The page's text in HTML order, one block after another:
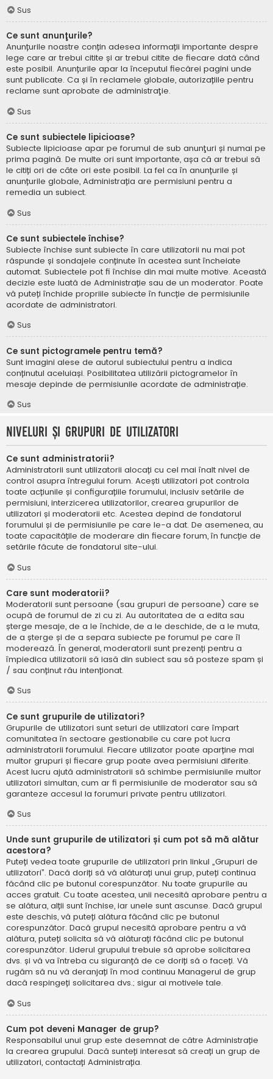
Sus
Ce sunt anunţurile?
Anunțurile noastre conțin adesea informații importante despre
lege care ar trebui citite și ar trebui citite de fiecare dată când
este posibil. Anunțurile apar la începutul fiecărei pagini unde
sunt publicate. Ca și în reclamele globale, autorizațiile pentru
reclame sunt aprobate de administraţie.
Sus
Ce sunt subiectele lipicioase?
Subiecte lipicioase apar pe forumul de sub anunţuri și numai pe
prima pagină. De multe ori sunt importante, așa că ar trebui să
le citiți ori de câte ori este posibil. La fel ca în anunțurile și
anunțurile globale, Administrația are permisiuni pentru a
remedia un subiect.
Sus
Ce sunt subiectele închise?
Subiecte închise sunt subiecte în care utilizatorii nu mai pot
răspunde și sondajele conținute în acestea sunt încheiate
automat. Subiectele pot fi închise din mai multe motive. Această
decizie este luată de Administrație sau de un moderator. Poate
vă puteți închide propriile subiecte în funcție de permisiunile
acordate de administratori.
Sus
Ce sunt pictogramele pentru temă?
Sunt imagini alese de autorul subiectului pentru a indica
conținutul aceluiași. Posibilitatea utilizării pictogramelor în
mesaje depinde de permisiunile acordate de administrație.
Sus
Niveluri și grupuri de utilizatori
Ce sunt administratorii?
Administratorii sunt utilizatorii alocați cu cel mai înalt nivel de
control asupra întregului forum. Acești utilizatori pot controla
toate acțiunile și configurațiile forumului, inclusiv setările de
permisiuni, interzicerea utilizatorilor, crearea grupurilor de
utilizatori și moderatorii etc. Acestea depind de fondatorul
forumului și de permisiunile pe care le-a dat. De asemenea, au
toate capacitățile de moderare din fiecare forum, în funcție de
setările făcute de fondatorul site-ului.
Sus
Care sunt moderatorii?
Moderatorii sunt persoane (sau grupuri de persoane) care se
ocupă de forumul de zi cu zi. Au autoritatea de a edita sau
șterge mesaje, de a le închide, de a le deschide, de a le muta,
de a șterge și de a separa subiecte pe forumul pe care îl
moderează. În general, moderatorii sunt prezenți pentru a
împiedica utilizatorii să iasă din subiect sau să posteze spam și
/ sau conținut rău intenționat.
Sus
Ce sunt grupurile de utilizatori?
Grupurile de utilizatori sunt seturi de utilizatori care împart
comunitatea în sectoare gestionabile cu care pot lucra
administratorii forumului. Fiecare utilizator poate aparține mai
multor grupuri și fiecare grup poate avea permisiuni diferite.
Acest lucru ajută administratorii să schimbe permisiunile multor
utilizatori simultan, cum ar fi permisiunile de moderator sau să
garanteze accesul la forumuri private pentru utilizatori.
Sus
Unde sunt grupurile de utilizatori și cum pot să mă alătur
acestora?
Puteți vedea toate grupurile de utilizatori prin linkul „Grupuri de
utilizatori”. Dacă doriți să vă alăturați unui grup, puteți continua
făcând clic pe butonul corespunzător. Nu toate grupurile au
acces gratuit. Cu toate acestea, unii necesită aprobare pentru a
se alătura, alții sunt închise, iar unele sunt ascunse. Dacă grupul
este deschis, vă puteți alătura făcând clic pe butonul
corespunzător. Dacă grupul necesită aprobare pentru a vă
alătura, puteți solicita să vă alăturați făcând clic pe butonul
corespunzător. Liderul grupului trebuie să aprobe solicitarea
dvs. și vă va întreba cu siguranță de ce doriți să o faceți. Vă
rugăm să nu vă deranjați în mod continuu Managerul de grup
dacă respingeți solicitarea dvs.; sigur ai motivele tale.
Sus
Cum pot deveni Manager de grup?
Responsabilul unui grup este desemnat de către Administrație
la crearea grupului. Dacă sunteți interesat să creați un grup de
utilizatori, contactați Administrația.